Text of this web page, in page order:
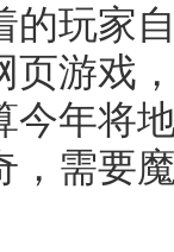
的玩家
页游戏
年将
，需要